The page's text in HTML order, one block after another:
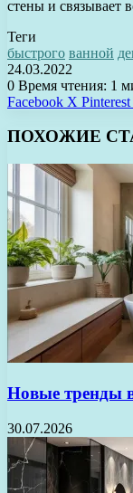
стены и связывает
Теги
быстрого ванной
24.03.2022
0 Время чтения: 1
Facebook X Pinterest
ПОХОЖИЕ
Новые тренды
30.07.2026